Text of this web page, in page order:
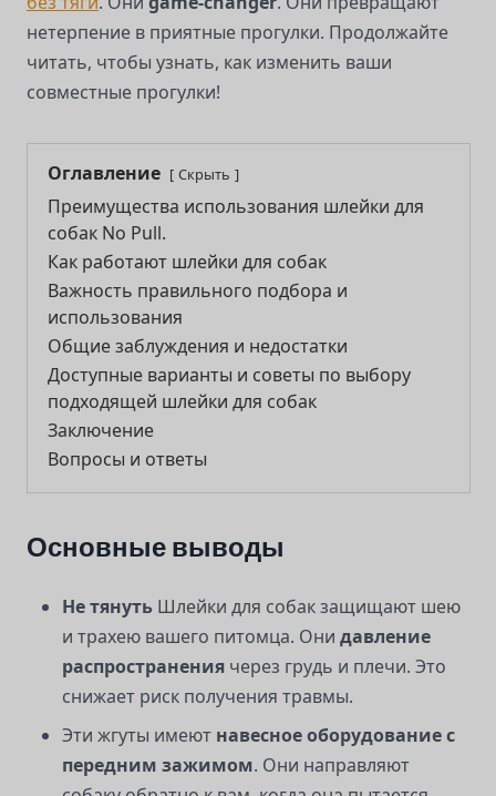
нетерпение в приятные прогулки. Продолжайте
читать, чтобы узнать, как изменить ваши
совместные прогулки!
Оглавление Скрыть
Преимущества использования шлейки для
собак No Pull.
Как работают шлейки для собак
Важность правильного подбора и
использования
Общие заблуждения и недостатки
Доступные варианты и советы по выбору
подходящей шлейки для собак
Заключение
Вопросы и ответы
Основные выводы
Не тянуть Шлейки для собак защищают шею
и трахею вашего питомца. Они давление
распространения через грудь и плечи. Это
снижает риск получения травмы.
Эти жгуты имеют навесное оборудование с
передним зажимом. Они направляют